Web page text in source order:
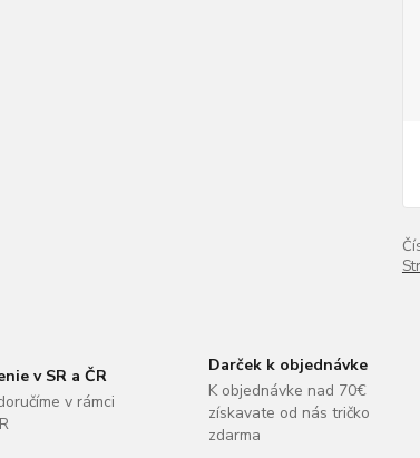
v SR a ČR
v rámci
Darček k objednávke
K objednávke nad 70€
získavate od nás tričko
zdarma